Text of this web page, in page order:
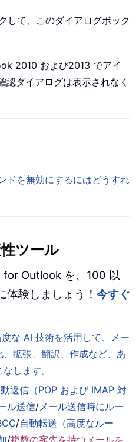
して、このダイアログボック
2010 および2013 でアイ
認ダイアログは表示されなく
ドを無効にするにはどうすれ
ツール
for Outlook を、100 以
体験しましょう！ 今すぐ
な AI 技術を活用して、メー
拡張、翻訳、作成など、あ
します。
返信（POP および IMAP 対
ル送信/メール送信時にルー
/自動転送（高度なルー